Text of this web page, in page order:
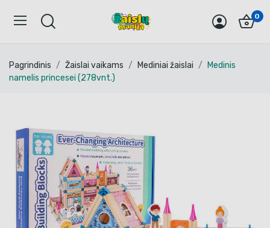
0
Pagrindinis Žaislai vaikams Mediniai žaislai
Medinis
namelis princesei (278vnt.)